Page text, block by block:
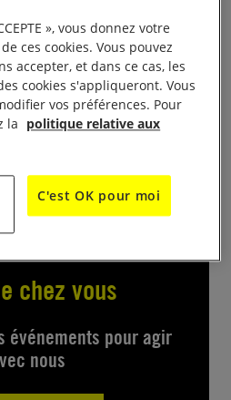
de CLAIRE BOSSE,
réfugiés ;
témoignages de réfugiés,
pour enfants et goûter
de 17h30 à 21h place de
chez vous
événements pour agir
nous
», vous donnez votre
ces cookies. Vous pouvez
accepter, et dans ce cas, les
cookies s'appliqueront. Vous
vos préférences. Pour
la politique relative aux
C'est OK pour moi